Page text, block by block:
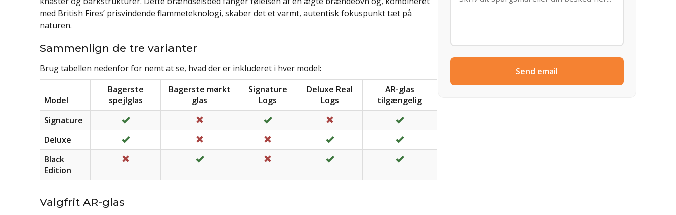
med British Fires’ prisvindende flammeteknologi, skaber det et varmt, autentisk fokuspunkt tæt på
naturen.
Sammenlign de tre varianter
Brug tabellen nedenfor for nemt at se, hvad der er inkluderet i hver model:
Model
Bagerste
spejlglas
Bagerste mørkt
glas
Signature
Logs
Deluxe Real
Logs
AR-glas
tilgængelig
Signature
Inkluderet Ikke inkluderet Inkluderet Ikke inkluderet
Tilgængelig
Deluxe
Inkluderet Ikke inkluderet Ikke inkluderet Inkluderet
Tilgængelig
Black
Edition
Ikke inkluderet Inkluderet Ikke inkluderet Inkluderet Tilgængelig
Valgfrit AR-glas
Send email